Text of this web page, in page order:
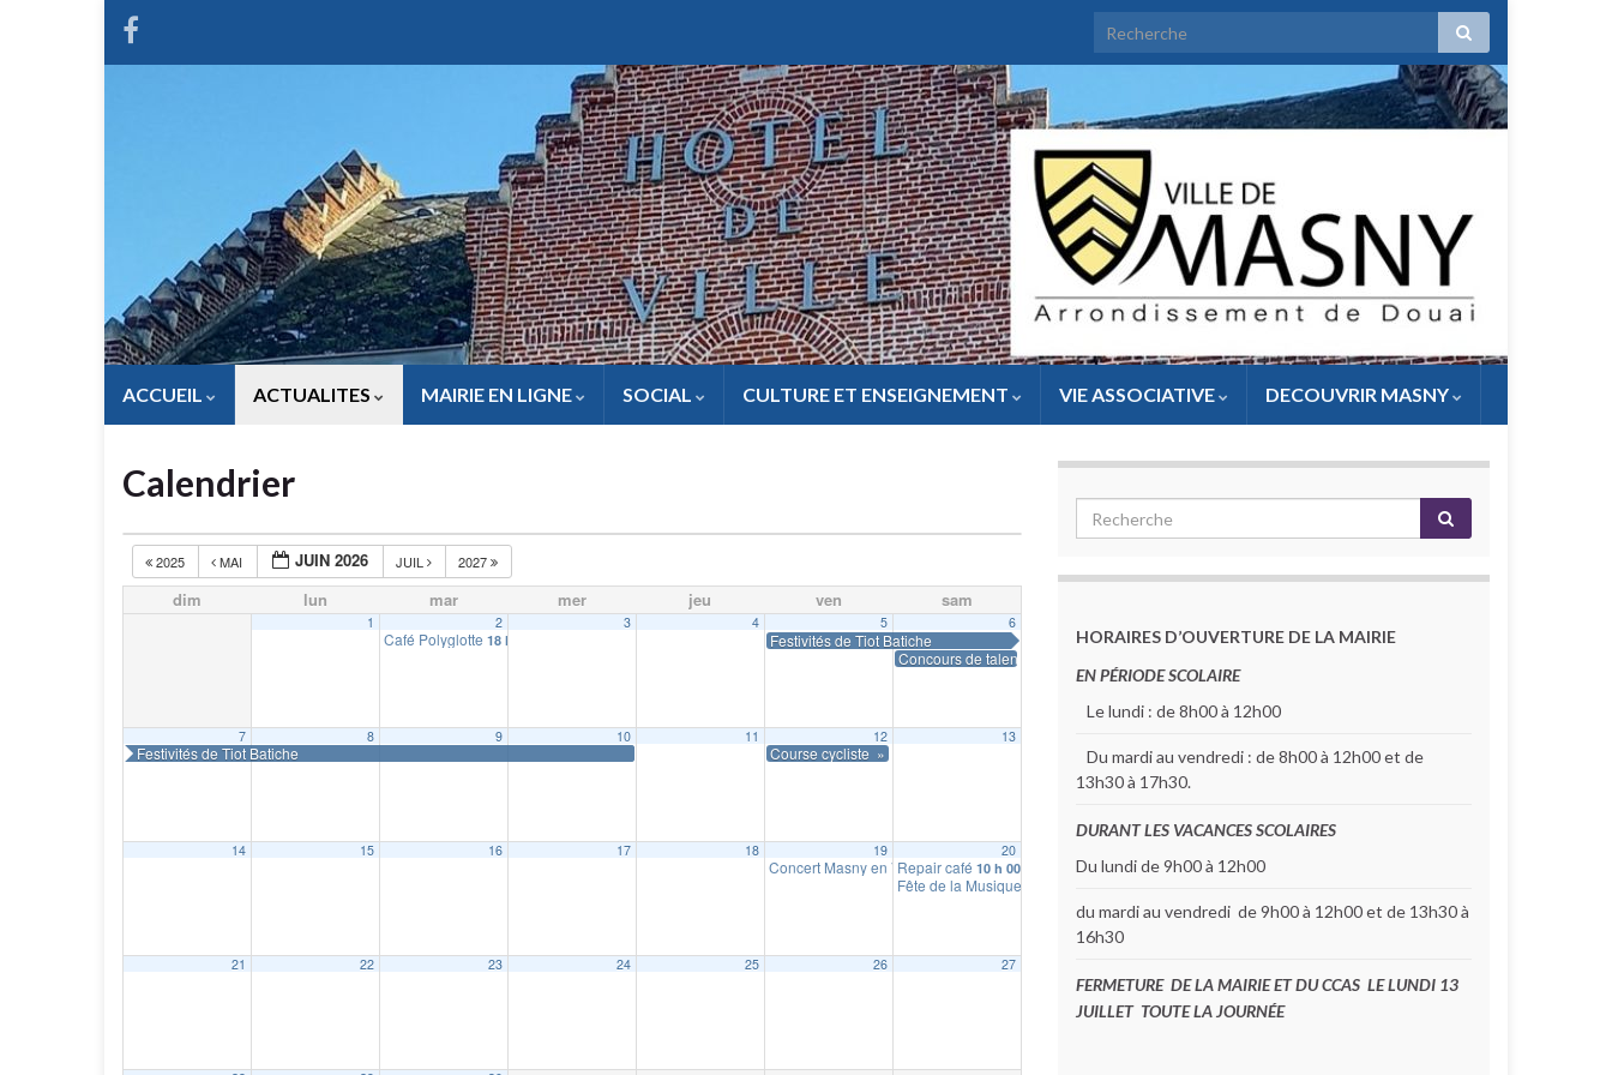
ACCUEIL ACTUALITES MAIRIE EN LIGNE SOCIAL CULTURE ET ENSEIGNEMENT VIE ASSOCIATIVE DECOUVRIR MASNY
Calendrier
2025 MAI JUIN 2026 JUIL 2027
dim lun mar mer jeu ven sam
1 2
Café Polyglotte 18 h 00 min
3 4 5
Festivités de Tiot Batiche
6
Concours de talents
7
Festivités de Tiot Batiche
8 9 10 11 12
Course cycliste » Grand Prix de la Cerise »
13
14 15 16 17 18 19
Concert Masny en Voix19 h 00 min
20
Repair café 10 h 00 min
Fête de la Musique
21 22 23 24 25 26 27
HORAIRES D’OUVERTURE DE LA MAIRIE
EN PÉRIODE SCOLAIRE
Le lundi : de 8h00 à 12h00
Du mardi au vendredi : de 8h00 à 12h00 et de
13h30 à 17h30.
DURANT LES VACANCES SCOLAIRES
Du lundi de 9h00 à 12h00
du mardi au vendredi de 9h00 à 12h00 et de 13h30 à
16h30
FERMETURE DE LA MAIRIE ET DU CCAS LE LUNDI 13
JUILLET TOUTE LA JOURNÉE